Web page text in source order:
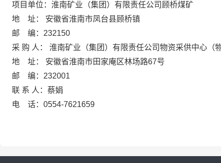
项目单位： 淮南矿业（集团）有限责任公司顾桥煤矿
地 址： 安徽省淮南市凤台县顾桥镇
邮 编： 232150
采 购 人： 淮南矿业（集团）有限责任公司物资采供中心（
地 址：
安徽省淮南市田家庵区林场路67号
邮 编： 232001
联 系 人： 蔡娟
电 话： 0554-7621659